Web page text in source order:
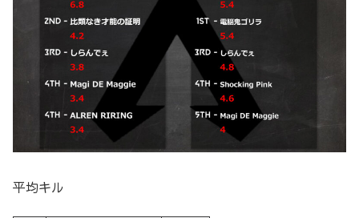
平均キル